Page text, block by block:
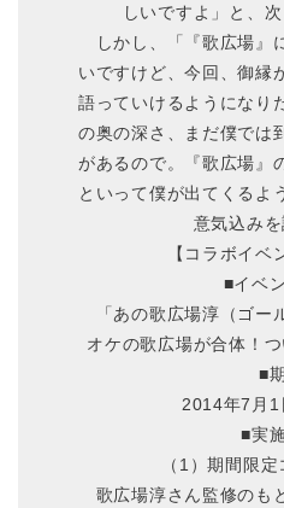
しいですよ」と、
しかし、「『歌広場』
いですけど、今回、御縁
語っていけるようになり
の奥の深さ、まだ僕では
があるので。『歌広場』
といって僕が出てくるよ
意気込みを
【コラボイベ
■イベ
「あの歌広場淳（ゴー
オケの歌広場が合体！
■
2014年7月1
■実
（1）期間限定
歌広場淳さん監修のも